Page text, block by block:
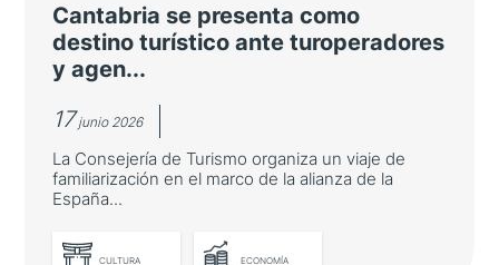
Cantabria se presenta como
destino turístico ante turoperadores
y agen...
17 junio 2026
La Consejería de Turismo organiza un viaje de
familiarización en el marco de la alianza de la
España...
CULTURA ECONOMÍA